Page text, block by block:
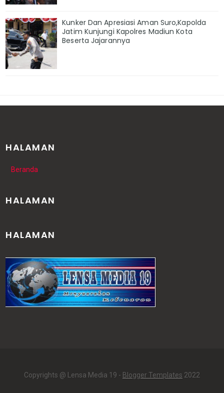
Kunker Dan Apresiasi Aman Suro,Kapolda
Jatim Kunjungi Kapolres Madiun Kota
Beserta Jajarannya
HALAMAN
Beranda
HALAMAN
HALAMAN
Copyrights @ Lensa Media 19 - Blogger Templates 2022